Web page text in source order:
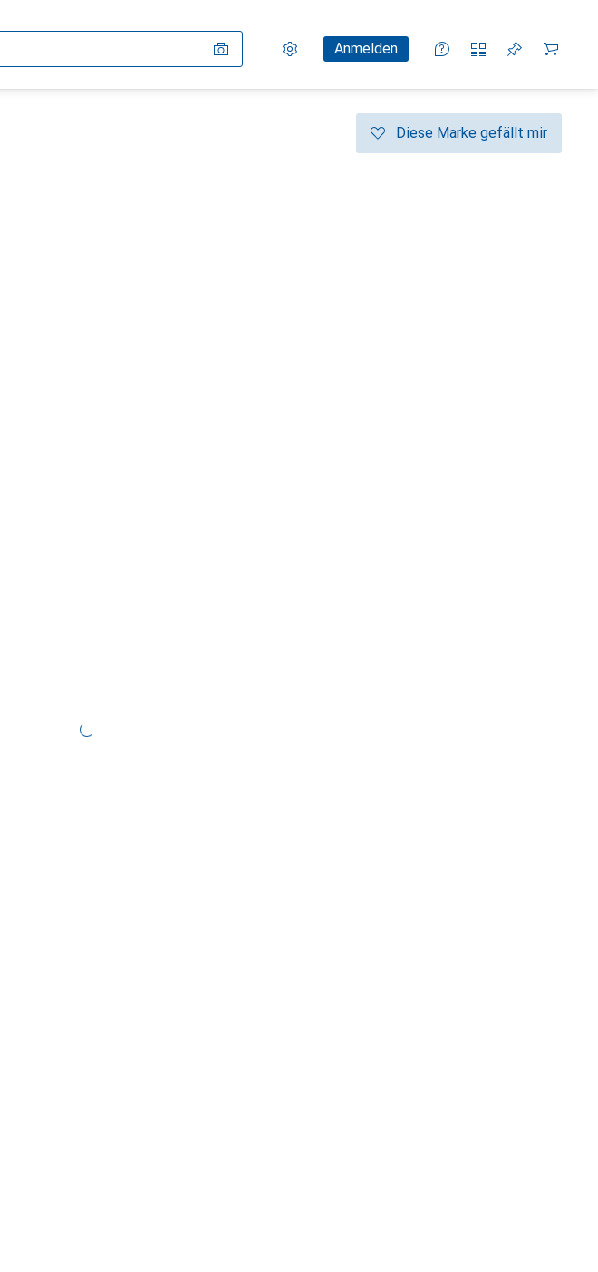
Einstellungen
KundenkontoAnmelden
Vergleichslisten
Merklisten
Warenkorb
Diese Marke gefällt mir